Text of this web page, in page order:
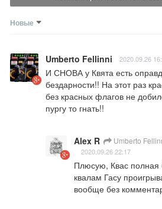
Новые
Umberto Fellinni 2020.09.26
И СНОВА у Квята есть
бездарности!! На этот раз
без красных флагов не
пургу то гнать!!
Alex R Umberto
2020.09.26 22:17
Плюсую, Квас полная
квалам Гасу
вообще без